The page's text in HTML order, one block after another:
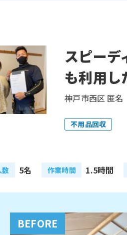
スピーデ
も利用し
神戸市西区 匿名
不用品回収
数 5名 作業時間 1.5時間